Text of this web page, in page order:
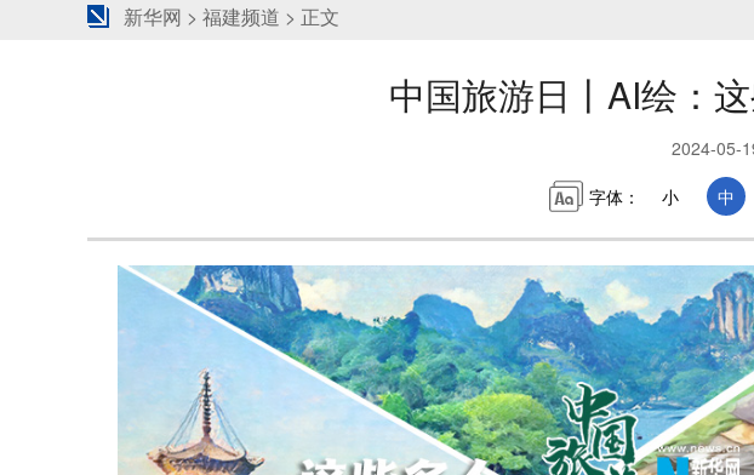
新华网 > 福建频道 > 正文
中国旅游日丨AI绘：
2024-05-
字体：
小 中